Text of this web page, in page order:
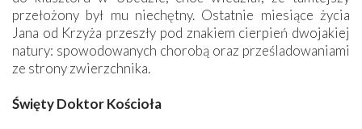
przełożony był mu niechętny. Ostatnie miesiące życia
Jana od Krzyża przeszły pod znakiem cierpień dwojakiej
natury: spowodowanych chorobą oraz prześladowaniami
ze strony zwierzchnika.
Święty Doktor Kościoła